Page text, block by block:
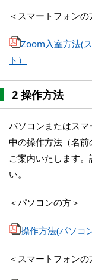
＜スマートフォンの
Zoom入室方法(
ト）
2 操作方法
パソコンまたはス
中の操作方法（名
ご案内いたします
い。
＜パソコンの方＞
操作方法(パソコ
＜スマートフォンの